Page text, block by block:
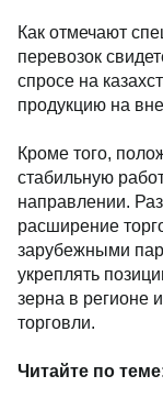
Как отмечают
перевозок
спросе на
продукцию на
Кроме того,
стабильную
направлении.
расширение
зарубежными
укреплять
зерна в регионе
торговли.
Читайте по